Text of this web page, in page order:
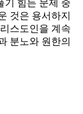
기 힘든 문제 중
것은 용서하지
스도인을 계속
분노와 원한의